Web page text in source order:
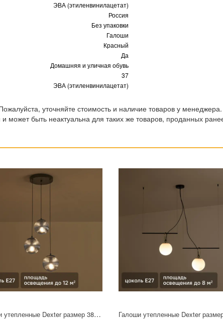
ЭВА (этиленвинилацетат)
Россия
Без упаковки
Галоши
Красный
Да
Домашняя и уличная обувь
37
ЭВА (этиленвинилацетат)
уточняйте стоимость и наличие товаров у менеджера.
может быть неактуальна для таких же товаров, проданных
Галоши утепленные Dexter размер 38 цвет желтый